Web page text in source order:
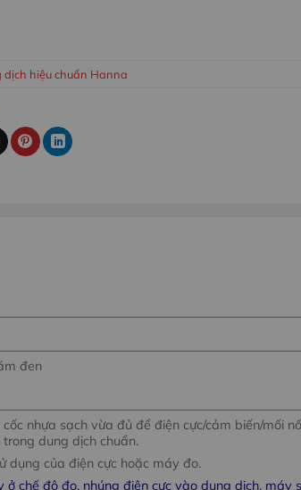
dịch hiệu chuẩn Hanna
đen
nhựa sạch vừa đủ để điện cực/cảm biến/mối
dung dịch chuẩn.
dụng của điện cực hoặc máy đo.
ở chế độ đo, nhúng điện cực vào dung dịch, máy